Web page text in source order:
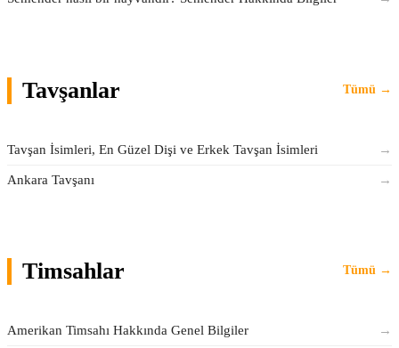
Tavşanlar Tümü →
Tavşan İsimleri, En Güzel Dişi ve Erkek Tavşan İsimleri →
Ankara Tavşanı →
Timsahlar Tümü →
Amerikan Timsahı Hakkında Genel Bilgiler →